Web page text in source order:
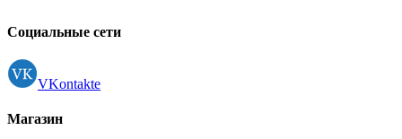
Регистрация
Социальные сети
VKontakte
Магазин